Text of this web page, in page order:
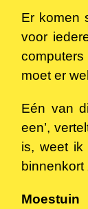
Er komen
voor
moet er
Eén van
een’,
is, weet
Moestuin